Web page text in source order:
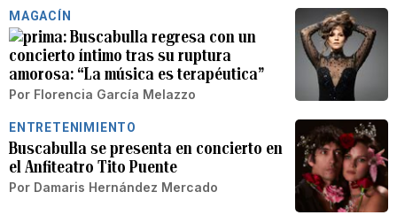
MAGACÍN
Buscabulla regresa con un
concierto íntimo tras su ruptura
amorosa: “La música es terapéutica”
Por Florencia García Melazzo
ENTRETENIMIENTO
Buscabulla se presenta en concierto en
el Anfiteatro Tito Puente
Por Damaris Hernández Mercado